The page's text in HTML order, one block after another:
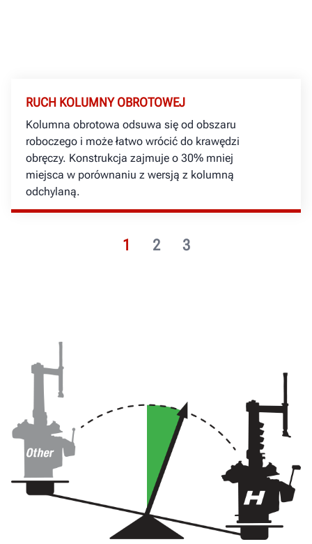
1 2 3
RUCH KOLUMNY OBROTOWEJ
Kolumna obrotowa odsuwa się od obszaru
roboczego i może łatwo wrócić do krawędzi
obręczy. Konstrukcja zajmuje o 30% mniej
miejsca w porównaniu z wersją z kolumną
odchylaną.